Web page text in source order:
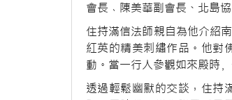
會長﹑陳美華副會長、北島
住持滿信法師親自為他介紹
紅英的精美刺繡作品。他對
動。當一行人參觀如來殿時
透過輕鬆幽默的交談，住持